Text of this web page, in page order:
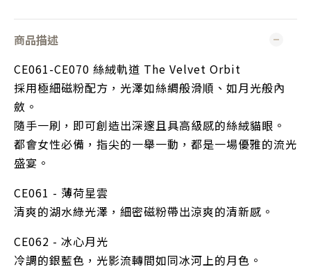
商品描述
CE061-CE070 絲絨軌道 The Velvet Orbit
採用極細磁粉配方，光澤如絲綢般滑順、如月光般內
斂。
隨手一刷，即可創造出深邃且具高級感的絲絨貓眼。
都會女性必備，指尖的一舉一動，都是一場優雅的流光
盛宴。
CE061 - 薄荷星雲
清爽的湖水綠光澤，細密磁粉帶出涼爽的清新感。
CE062 - 冰心月光
冷調的銀藍色，光影流轉間如同冰河上的月色。